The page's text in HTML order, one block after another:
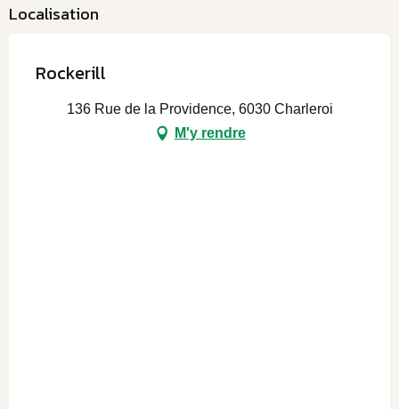
Localisation
Rockerill
136 Rue de la Providence, 6030 Charleroi
M'y rendre